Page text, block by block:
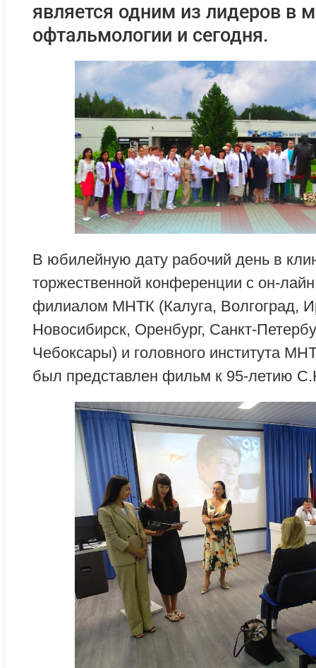
является одним из лидеров в
офтальмологии и сегодня.
В юбилейную дату рабочий день в
торжественной конференции с он-
филиалом МНТК (Калуга, Волгоград,
Новосибирск, Оренбург, Санкт-
Чебоксары) и головного института
был представлен фильм к 95-летию